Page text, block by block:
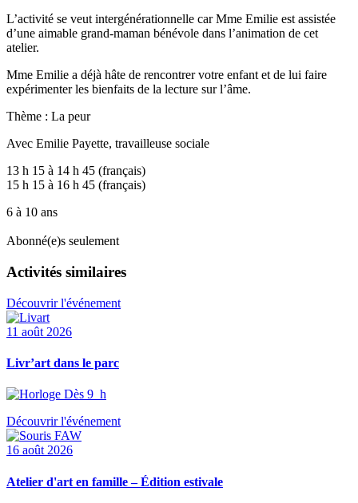
L’activité se veut intergénérationnelle car Mme Emilie est assistée
d’une aimable grand-maman bénévole dans l’animation de cet
atelier.
Mme Emilie a déjà hâte de rencontrer votre enfant et de lui faire
expérimenter les bienfaits de la lecture sur l’âme.
Thème : La peur
Avec Emilie Payette, travailleuse sociale
13 h 15 à 14 h 45 (français)
15 h 15 à 16 h 45 (français)
6 à 10 ans
Abonné(e)s seulement
Activités similaires
Découvrir l'événement
11 août 2026
Livr’art dans le parc
Dès 9 h
Découvrir l'événement
16 août 2026
Atelier d'art en famille – Édition estivale